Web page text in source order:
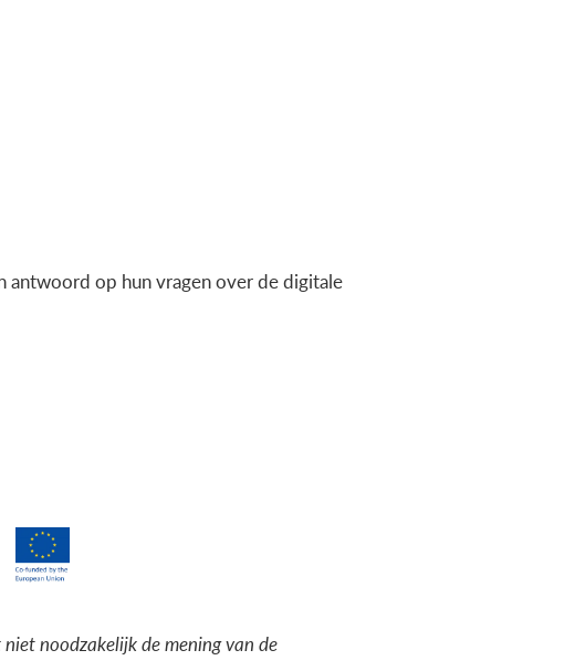
antwoord op hun vragen over de digitale
noodzakelijk de mening van de